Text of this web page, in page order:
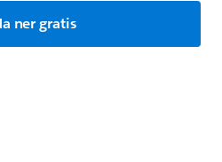
ner gratis